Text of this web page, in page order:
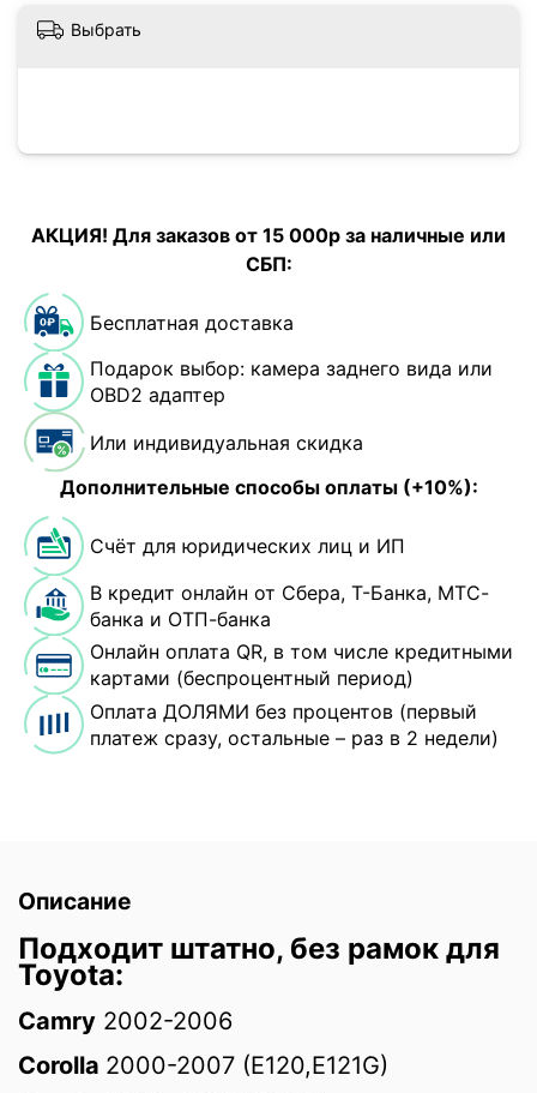
Выбрать
АКЦИЯ! Для заказов от 15 000р за наличные или
СБП:
Бесплатная доставка
Подарок выбор: камера заднего вида или
OBD2 адаптер
Или индивидуальная скидка
Дополнительные способы оплаты (+10%):
Счёт для юридических лиц и ИП
В кредит онлайн от Сбера, Т-Банка, МТС-
банка и ОТП-банка
Онлайн оплата QR, в том числе кредитными
картами (беспроцентный период)
Оплата ДОЛЯМИ без процентов (первый
платеж сразу, остальные – раз в 2 недели)
Описание
Подходит штатно, без рамок для
Toyota:
Camry 2002-2006
Corolla 2000-2007 (E120,E121G)